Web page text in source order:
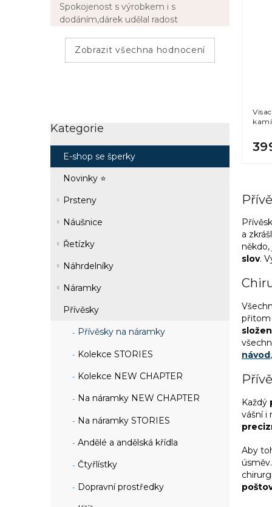
Spokojenost s výrobkem i s
dodáním,dárek udělal radost
Zobrazit všechna hodnocení
Přeskočit
Kategorie
E-shop se šperky
Novinky ⭐
Prsteny
Náušnice
Řetízky
Náhrdelníky
Náramky
Přívěsky
Přívěsky na náramky
Kolekce STORIES
Kolekce NEW CHAPTER
Na náramky NEW CHAPTER
Na náramky STORIES
Andělé a andělská křídla
Čtyřlístky
Dopravní prostředky
a
slov.
přitom
návod
Každý
vášní i
Aby